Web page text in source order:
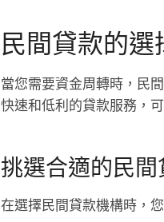
民間貸款的
當您需要資金周轉時，民
快速和低利的貸款服務，
挑選合適的民
在選擇民間貸款機構時，